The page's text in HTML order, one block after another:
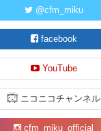
@cfm_miku
facebook
YouTube
ニコニコチャンネル
cfm_miku_official